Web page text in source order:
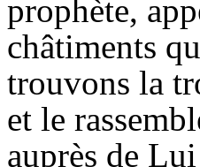
prophète,
châtiments
trouvons la
et le
auprès de